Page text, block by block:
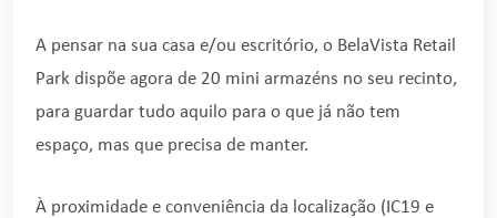
A pensar na sua casa e/ou escritório, o BelaVista Retail
Park dispõe agora de 20 mini armazéns no seu recinto,
para guardar tudo aquilo para o que já não tem
espaço, mas que precisa de manter.
À proximidade e conveniência da localização (IC19 e